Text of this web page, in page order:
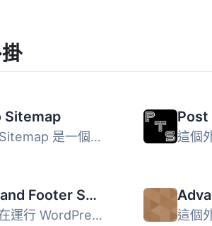
Sitemap
PS Auto Sitemap 是一個 WordPress 外掛，自動從您的 WordPre...
Post
Header and Footer Scripts
如果您正在運行 WordPress 網站，早晚都需要將某種代碼插入到...